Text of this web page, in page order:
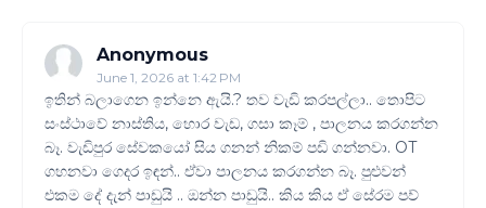
Anonymous
June 1, 2026 at 1:42 PM
ඉතින් බලාගෙන ඉන්නෙ ඇයි.? තව වැඩි කරපල්ලා.. තොපිට
සංස්ථාවේ නාස්තිය, හොර වැඩ, ගසා කෑම් , පාලනය කරගන්න
බෑ. වැඩිපුර සේවකයෝ සිය ගනන් නිකම් පඩි ගන්නවා. OT
ගහනවා ගෙදර ඉඳන්.. ඒවා පාලනය කරගන්න බෑ. පුළුවන්
එකම දේ දැන් පාඩුයි .. ඔන්න පාඩුයි.. කිය කිය ඒ සේරම පව්